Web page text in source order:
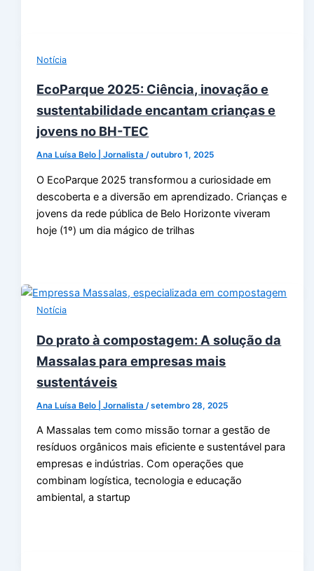
Notícia
EcoParque 2025: Ciência, inovação e
sustentabilidade encantam crianças e
jovens no BH-TEC
Ana Luísa Belo | Jornalista/outubro 1, 2025
O EcoParque 2025 transformou a curiosidade em
descoberta e a diversão em aprendizado. Crianças e
jovens da rede pública de Belo Horizonte viveram
hoje (1º) um dia mágico de trilhas
Notícia
Do prato à compostagem: A solução da
Massalas para empresas mais
sustentáveis
Ana Luísa Belo | Jornalista /setembro 28, 2025
A Massalas tem como missão tornar a gestão de
resíduos orgânicos mais eficiente e sustentável para
empresas e indústrias. Com operações que
combinam logística, tecnologia e educação
ambiental, a startup